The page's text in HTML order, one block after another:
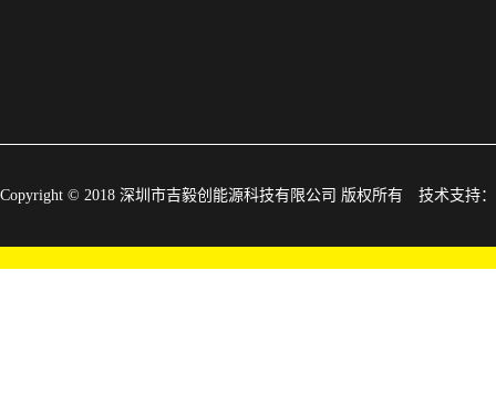
Copyright © 2018 深圳市吉毅创能源科技有限公司 版权所有 技术支持：